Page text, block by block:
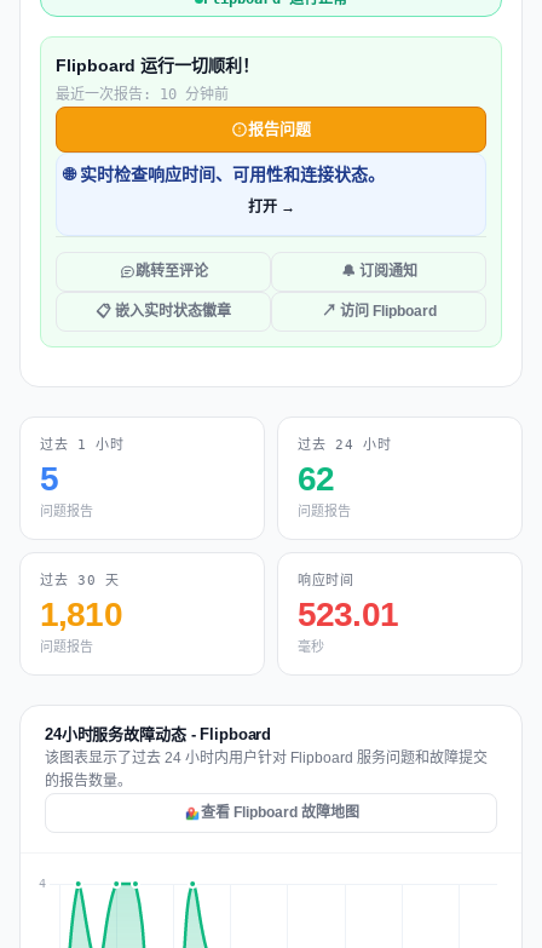
Flipboard 运行一切顺利！
最近一次报告: 10 分钟前
报告问题
🌐 实时检查响应时间、可用性和连接状态。
打开 →
跳转至评论 🔔 订阅通知
📋 嵌入实时状态徽章 ↗ 访问 Flipboard
过去 1 小时
5
问题报告
过去 24 小时
62
问题报告
过去 30 天
1,810
问题报告
响应时间
523.01
毫秒
24小时服务故障动态 - Flipboard
该图表显示了过去 24 小时内用户针对 Flipboard 服务问题和故障提交
的报告数量。
查看 Flipboard 故障地图